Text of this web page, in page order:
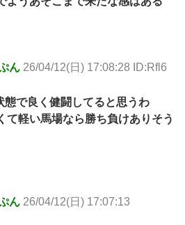
ん 26/04/12(日) 17:08:28 ID:Rfl6
態で良く健闘してると思うわ
て軽い馬場なら勝ち負けありそう
ん 26/04/12(日) 17:07:13